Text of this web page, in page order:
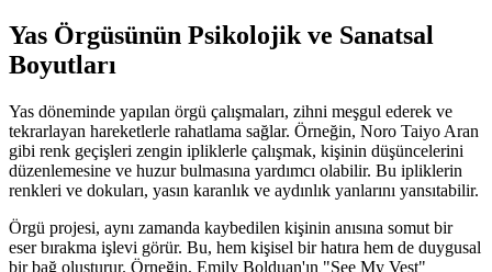
Yas Örgüsünün Psikolojik ve Sanatsal
Boyutları
Yas döneminde yapılan örgü çalışmaları, zihni meşgul ederek ve
tekrarlayan hareketlerle rahatlama sağlar. Örneğin, Noro Taiyo Aran
gibi renk geçişleri zengin ipliklerle çalışmak, kişinin düşüncelerini
düzenlemesine ve huzur bulmasına yardımcı olabilir. Bu ipliklerin
renkleri ve dokuları, yasın karanlık ve aydınlık yanlarını yansıtabilir.
Örgü projesi, aynı zamanda kaybedilen kişinin anısına somut bir
eser bırakma işlevi görür. Bu, hem kişisel bir hatıra hem de duygusal
bir bağ oluşturur. Örneğin, Emily Bolduan'ın "See My Vest"